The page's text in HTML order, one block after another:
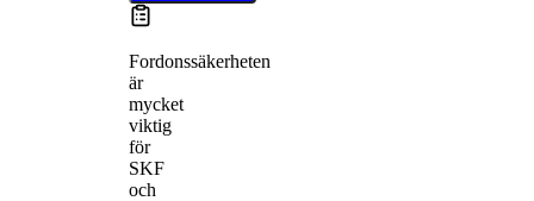
Fordonssäkerheten
är
mycket
viktig
för
SKF
och